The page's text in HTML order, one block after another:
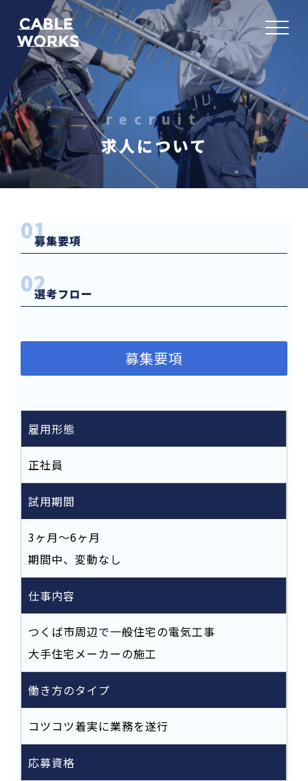
求人について
recruit
01募集要項
02選考フロー
募集要項
雇用形態
正社員
試用期間
3ヶ月～6ヶ月
期間中、変動なし
仕事内容
つくば市周辺で一般住宅の電気工事
大手住宅メーカーの施工
働き方のタイプ
コツコツ着実に業務を遂行
応募資格